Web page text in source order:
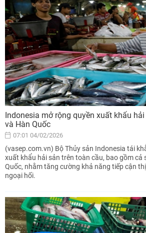
Indonesia mở rộng quyền xuất khẩu
và Hàn Quốc
07:01 04/02/2026
(vasep.com.vn) Bộ Thủy sản Indonesia tái
xuất khẩu hải sản trên toàn cầu, bao gồm cả
Quốc, nhằm tăng cường khả năng tiếp cận
ngoại hối.